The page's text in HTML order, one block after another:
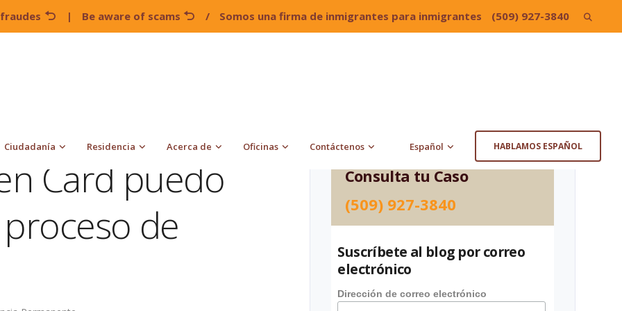
| Be aware of scams / Somos una firma de inmigrantes para inmigrantes (509) 927-3840 Search
Ciudadanía Residencia Acerca de Oficinas Contáctenos Español HABLAMOS ESPAÑOL
Card puedo
de
Consulta tu Caso
(509) 927-3840
Suscríbete al blog por correo
electrónico
Dirección de correo electrónico